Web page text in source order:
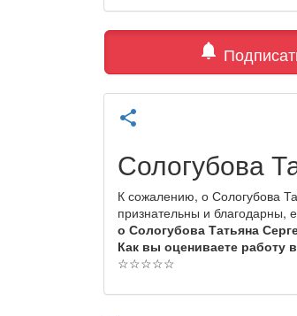
notifications
share
Сологубова
К сожалению, о Сологубова
признательны и благодарны,
о Сологубова Татьяна
Как вы оцениваете работу
☆☆☆☆☆